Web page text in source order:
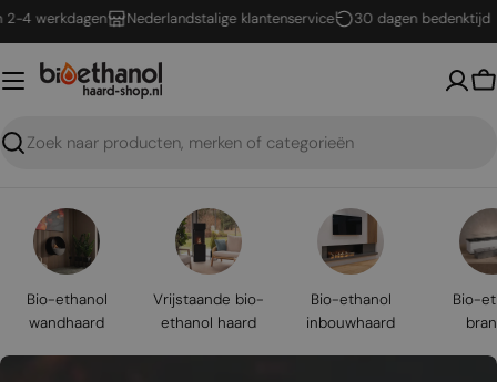
Ga
naar
inhoud
Nederlandstalige klantenservice 30 dagen bedenktijd
Zoeken
Bio-ethanol
wandhaard
Vrijstaande bio-
ethanol haard
Bio-ethanol
inbouwhaard
Bio-